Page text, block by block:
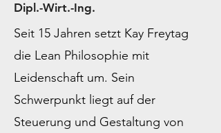
Dipl.-Wirt.-Ing.
Seit 15 Jahren setzt Kay Freytag
die Lean Philosophie mit
Leidenschaft um. Sein
Schwerpunkt liegt auf der
Steuerung und Gestaltung von